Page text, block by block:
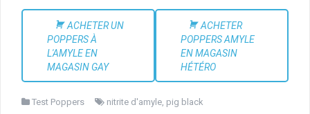
ACHETER UN
POPPERS À
L'AMYLE EN
MAGASIN GAY
ACHETER
POPPERS AMYLE
EN MAGASIN
HÉTÉRO
Test Poppers nitrite d'amyle, pig black